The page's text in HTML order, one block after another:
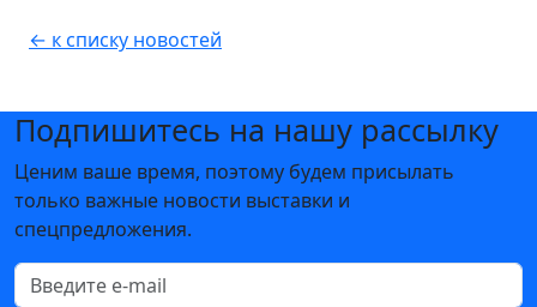
← к списку новостей
Подпишитесь на нашу рассылку
Ценим ваше время, поэтому будем присылать
только важные новости выставки и
спецпредложения.